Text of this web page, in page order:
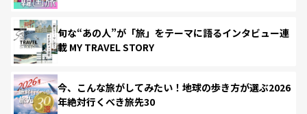
旬な“あの人”が「旅」をテーマに語るインタビュー連
載 MY TRAVEL STORY
今、こんな旅がしてみたい！地球の歩き方が選ぶ2026
年絶対行くべき旅先30